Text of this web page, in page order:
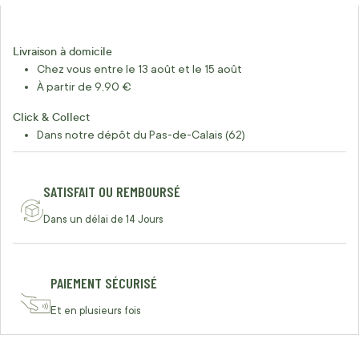
Livraison à domicile
Chez vous entre le 13 août et le 15 août
À partir de 9,90 €
Click & Collect
Dans notre dépôt du Pas-de-Calais (62)
SATISFAIT OU REMBOURSÉ
Dans un délai de 14 Jours
PAIEMENT SÉCURISÉ
Et en plusieurs fois